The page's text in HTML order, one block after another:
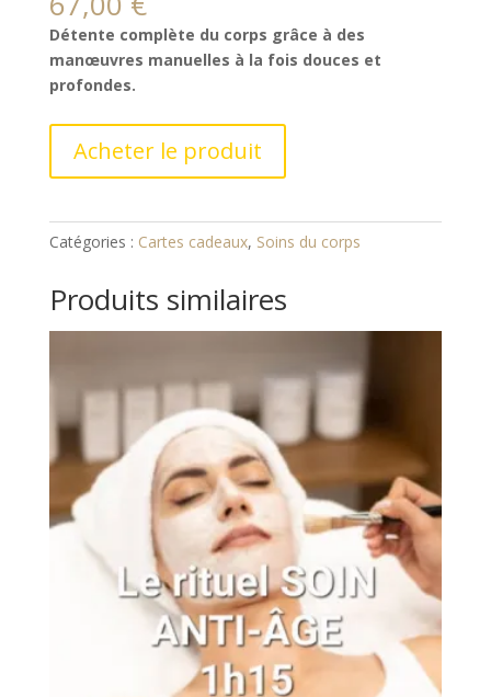
Détente complète du corps grâce à des
manœuvres manuelles à la fois douces et
profondes.
Acheter le produit
Catégories : Cartes cadeaux, Soins du corps
Produits similaires